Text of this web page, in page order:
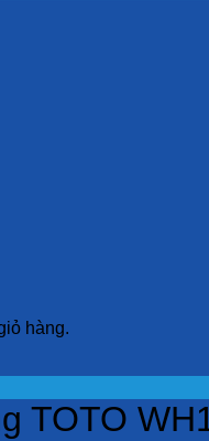
hàng.
TOTO